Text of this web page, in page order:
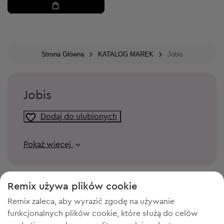
Strona Główna KATALOG MAREK Jobis
Jobis
Dodaj do ulubionych
Pokaż więcej
Remix używa plików cookie
Remix zaleca, aby wyrazić zgodę na używanie
funkcjonalnych plików cookie, które służą do celów